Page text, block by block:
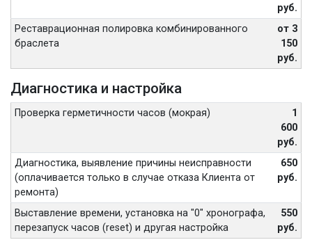
руб.
Реставрационная полировка комбинированного
браслета
от 3
150
руб.
Диагностика и настройка
Проверка герметичности часов (мокрая)
1
600
руб.
Диагностика, выявление причины неисправности
(оплачивается только в случае отказа Клиента от
ремонта)
650
руб.
Выставление времени, установка на "0" хронографа,
перезапуск часов (reset) и другая настройка
550
руб.